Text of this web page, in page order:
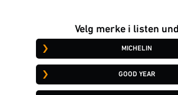
Velg merke i listen
MICHELIN
GOOD YEAR